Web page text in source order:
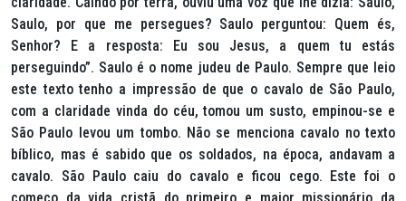
Saulo, por que me persegues? Saulo perguntou: Quem és,
Senhor? E a resposta: Eu sou Jesus, a quem tu estás
perseguindo”. Saulo é o nome judeu de Paulo. Sempre que leio
este texto tenho a impressão de que o cavalo de São Paulo,
com a claridade vinda do céu, tomou um susto, empinou-se e
São Paulo levou um tombo. Não se menciona cavalo no texto
bíblico, mas é sabido que os soldados, na época, andavam a
cavalo. São Paulo caiu do cavalo e ficou cego. Este foi o